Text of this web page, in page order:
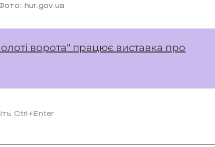
hur.gov.ua
ворота" працює виставка про
Ctrl+Enter